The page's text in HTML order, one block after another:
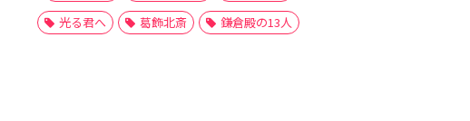
光る君へ
葛飾北斎 鎌倉殿の13人